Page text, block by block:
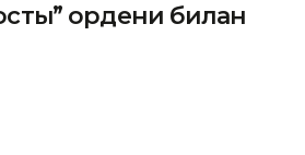
ордени билан